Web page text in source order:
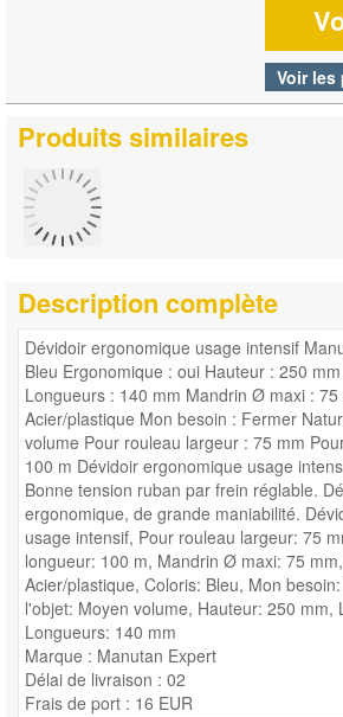
Voir les
Produits similaires
Description complète
Dévidoir ergonomique usage intensif
Bleu Ergonomique : oui Hauteur : 250
Longueurs : 140 mm Mandrin Ø maxi :
Acier/plastique Mon besoin : Fermer
volume Pour rouleau largeur : 75 mm
100 m Dévidoir ergonomique usage
Bonne tension ruban par frein réglable.
ergonomique, de grande maniabilité.
usage intensif, Pour rouleau largeur: 75
longueur: 100 m, Mandrin Ø maxi: 75
Acier/plastique, Coloris: Bleu, Mon
l'objet: Moyen volume, Hauteur: 250 mm,
Longueurs: 140 mm
Marque : Manutan Expert
Délai de livraison : 02
Frais de port : 16 EUR